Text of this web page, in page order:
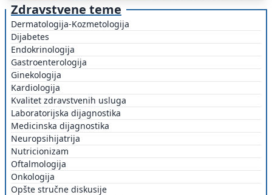
Zdravstvene teme
Dermatologija-Kozmetologija
Dijabetes
Endokrinologija
Gastroenterologija
Ginekologija
Kardiologija
Kvalitet zdravstvenih usluga
Laboratorijska dijagnostika
Medicinska dijagnostika
Neuropsihijatrija
Nutricionizam
Oftalmologija
Onkologija
Opšte stručne diskusije